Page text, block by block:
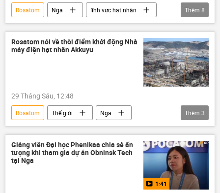
Rosatom Nga
lĩnh vực hạt nhân
năng lượng hạt nhân
Thế giới
Thổ Nhĩ Kỳ
Indonesia
Nam Phi
Quan điểm-Ý kiến
công nghệ
Thêm 8
Rosatom nói về thời điểm khởi động Nhà
máy điện hạt nhân Akkuyu
29 Tháng Sáu, 12:48
Rosatom Thế giới
Nga
nhà máy điện hạt nhân
Thổ Nhĩ Kỳ
Tayyip Erdogan
Thêm 3
Giảng viên Đại học Phenikaa chia sẻ ấn
tượng khi tham gia dự án Obninsk Tech
tại Nga
1:41